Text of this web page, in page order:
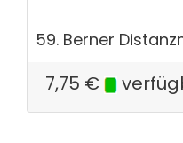
59. Berner
7,75 €